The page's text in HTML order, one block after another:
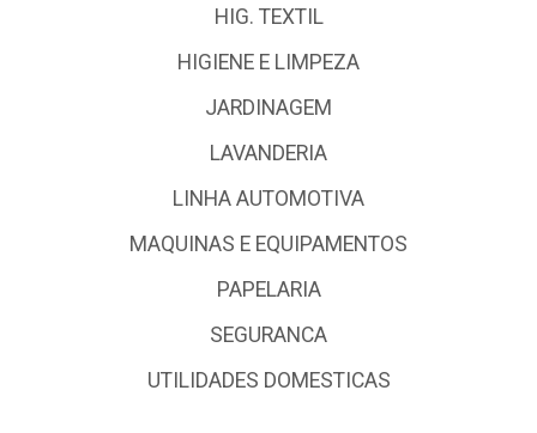
HIG. TEXTIL
HIGIENE E LIMPEZA
JARDINAGEM
LAVANDERIA
LINHA AUTOMOTIVA
MAQUINAS E EQUIPAMENTOS
PAPELARIA
SEGURANCA
UTILIDADES DOMESTICAS